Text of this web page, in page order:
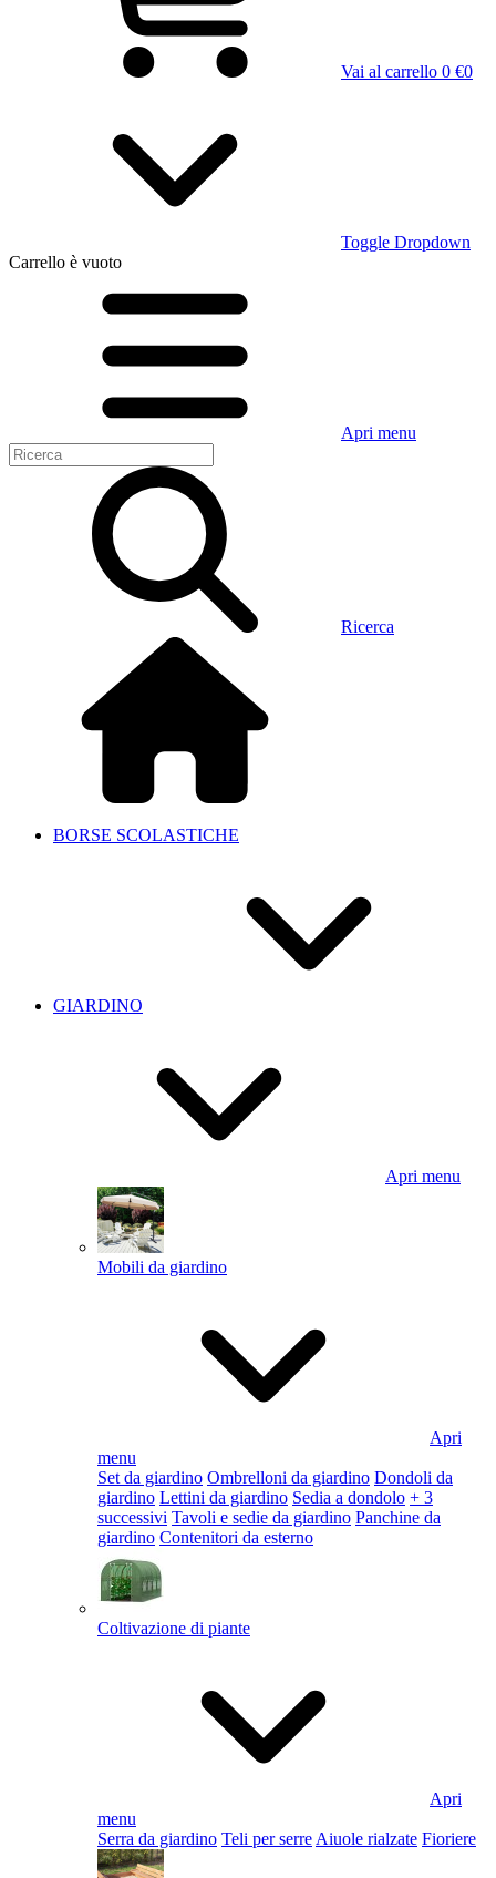
Vai al carrello 0 €0
Toggle Dropdown
Carrello è vuoto
Apri menu
Ricerca
BORSE SCOLASTICHE
GIARDINO
Apri menu
Mobili da giardino
Apri
menu
Set da giardino Ombrelloni da giardino Dondoli da
giardino Lettini da giardino Sedia a dondolo + 3
successivi Tavoli e sedie da giardino Panchine da
giardino Contenitori da esterno
Coltivazione di piante
Apri
menu
Serra da giardino Teli per serre Aiuole rialzate Fioriere